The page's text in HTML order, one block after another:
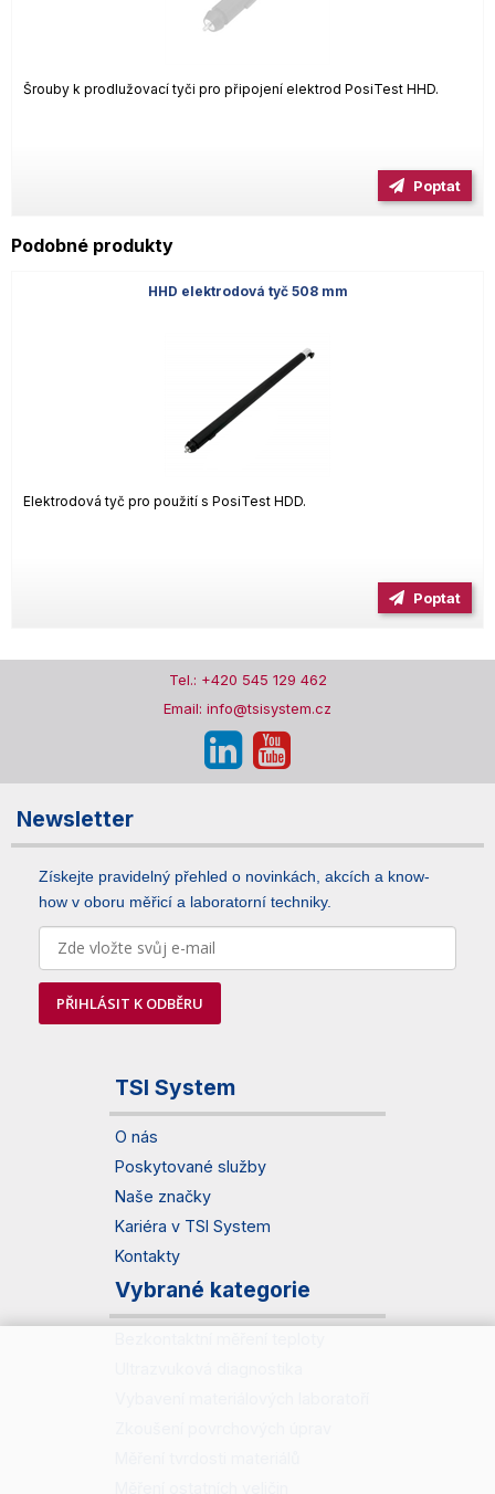
Šrouby k prodlužovací tyči pro připojení elektrod PosiTest HHD.
Poptat
Podobné produkty
HHD elektrodová tyč 508 mm
Elektrodová tyč pro použití s PosiTest HDD.
Poptat
Tel.: +420 545 129 462
Email: info@tsisystem.cz
Newsletter
Získejte pravidelný přehled o novinkách, akcích a know-
how v oboru měřicí a laboratorní techniky.
PŘIHLÁSIT K ODBĚRU
TSI System
O nás
Poskytované služby
Naše značky
Kariéra v TSI System
Kontakty
Vybrané kategorie